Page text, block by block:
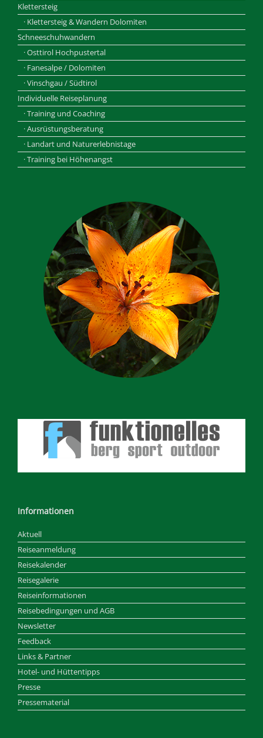
Klettersteig
· Klettersteig & Wandern Dolomiten
Schneeschuhwandern
· Osttirol Hochpustertal
· Fanesalpe / Dolomiten
· Vinschgau / Südtirol
Individuelle Reiseplanung
· Training und Coaching
· Ausrüstungsberatung
· Landart und Naturerlebnistage
· Training bei Höhenangst
Informationen
Aktuell
Reiseanmeldung
Reisekalender
Reisegalerie
Reiseinformationen
Reisebedingungen und AGB
Newsletter
Feedback
Links & Partner
Hotel- und Hüttentipps
Presse
Pressematerial